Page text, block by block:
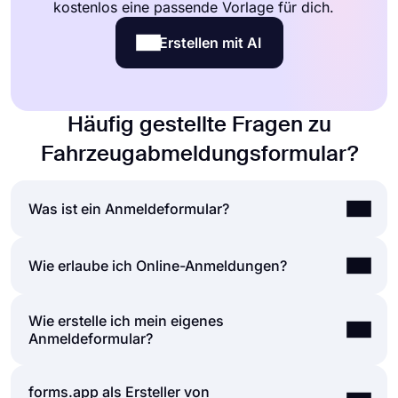
kostenlos eine passende Vorlage für dich.
Erstellen mit AI
Häufig gestellte Fragen zu
Fahrzeugabmeldungsformular?
Was ist ein Anmeldeformular?
Ein Registrierungsformular ist ein Dokument zum
eine Anwendung, Veranstaltungen, Organisationen,
Werbegeschenke und mehr. In
basierend auf Ihren Zwecken abgefragt. Dazu
Wie erlaube ich Online-Anmeldungen?
Menschen schließen Registrierungen im
Wesentlichen auf zwei Arten ab; Papierformulare
Wie erstelle ich mein eigenes
Anmeldeformular?
Wenn Sie Ihr eigenes Registrierungsformular
forms.app als Ersteller von